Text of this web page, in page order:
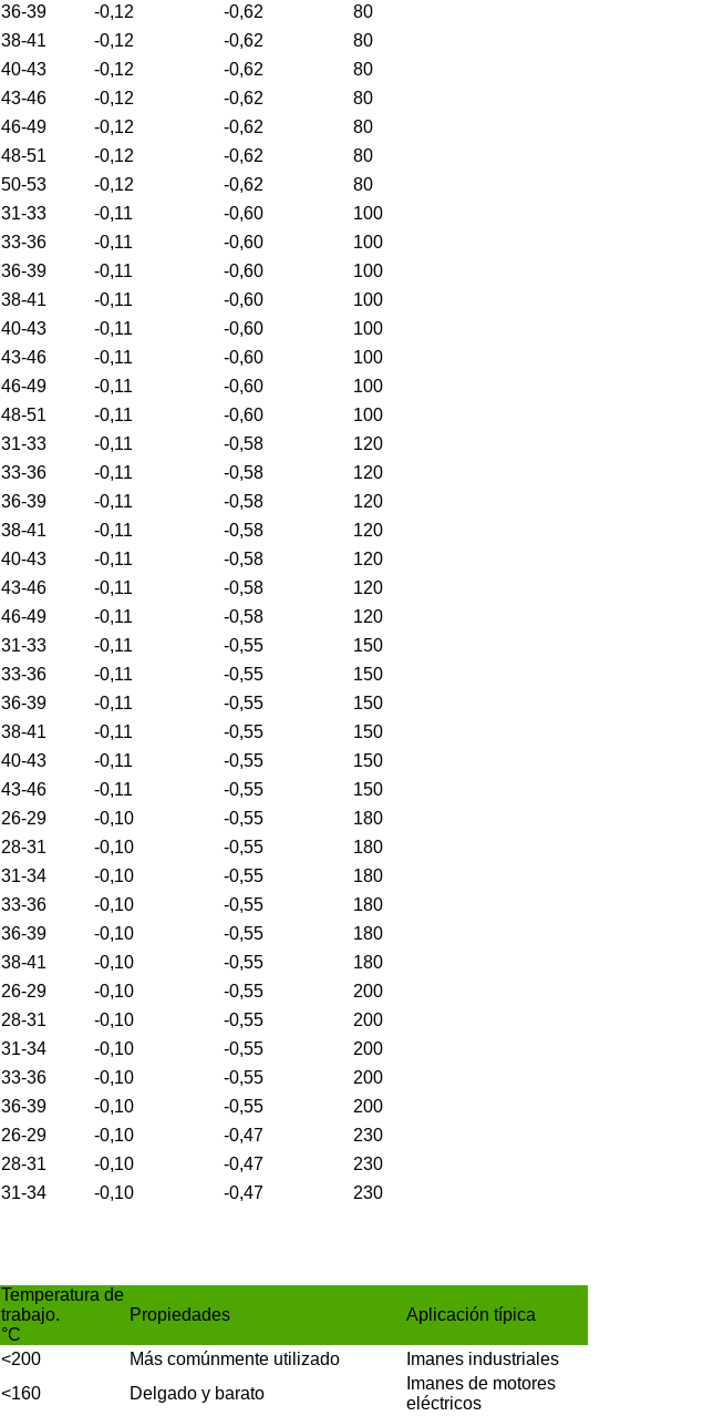
36-39 -0,12 -0,62
80
38-41 -0,12 -0,62
80
40-43 -0,12 -0,62
80
43-46 -0,12 -0,62
80
46-49 -0,12 -0,62
80
48-51 -0,12 -0,62
80
50-53 -0,12 -0,62
80
31-33 -0,11 -0,60
100
33-36 -0,11 -0,60
100
36-39 -0,11 -0,60
100
38-41 -0,11 -0,60
100
40-43 -0,11 -0,60
100
43-46 -0,11 -0,60
100
46-49 -0,11 -0,60
100
48-51 -0,11 -0,60
100
31-33 -0,11 -0,58
120
33-36 -0,11 -0,58
120
36-39 -0,11 -0,58
120
38-41 -0,11 -0,58
120
40-43 -0,11 -0,58
120
43-46 -0,11 -0,58
120
46-49 -0,11 -0,58
120
31-33 -0,11 -0,55
150
33-36 -0,11 -0,55
150
36-39 -0,11 -0,55
150
38-41 -0,11 -0,55
150
40-43 -0,11 -0,55
150
43-46 -0,11 -0,55
150
26-29 -0,10 -0,55
180
28-31 -0,10 -0,55
180
31-34 -0,10 -0,55
180
33-36 -0,10 -0,55
180
36-39 -0,10 -0,55
180
38-41 -0,10 -0,55
180
26-29 -0,10 -0,55
200
28-31 -0,10 -0,55
200
31-34 -0,10 -0,55
200
33-36 -0,10 -0,55
200
36-39 -0,10 -0,55
200
26-29 -0,10 -0,47
230
28-31 -0,10 -0,47
230
31-34 -0,10 -0,47 230
Temperatura de
trabajo.
°C
Propiedades Aplicación típica
<200 Más comúnmente utilizado
Imanes industriales
<160 Delgado y barato
Imanes de motores
eléctricos